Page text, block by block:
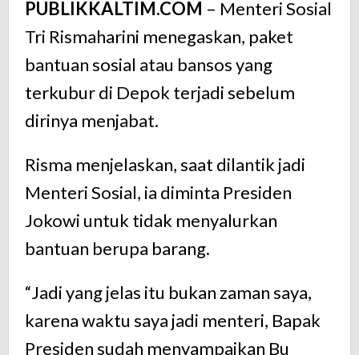
PUBLIKKALTIM.COM – Menteri Sosial
Tri Rismaharini menegaskan, paket
bantuan sosial atau bansos yang
terkubur di Depok terjadi sebelum
dirinya menjabat.
Risma menjelaskan, saat dilantik jadi
Menteri Sosial, ia diminta Presiden
Jokowi untuk tidak menyalurkan
bantuan berupa barang.
“Jadi yang jelas itu bukan zaman saya,
karena waktu saya jadi menteri, Bapak
Presiden sudah menyampaikan Bu